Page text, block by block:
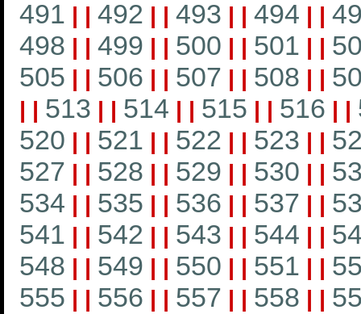
491 | | 492 | | 493 | | 494 | |
498 | | 499 | | 500 | | 501 | |
505 | | 506 | | 507 | | 508 | |
| | 513 | | 514 | | 515 | | 516 | |
520 | | 521 | | 522 | | 523 | |
527 | | 528 | | 529 | | 530 | |
534 | | 535 | | 536 | | 537 | |
541 | | 542 | | 543 | | 544 | |
548 | | 549 | | 550 | | 551 | |
555 | | 556 | | 557 | | 558 | |